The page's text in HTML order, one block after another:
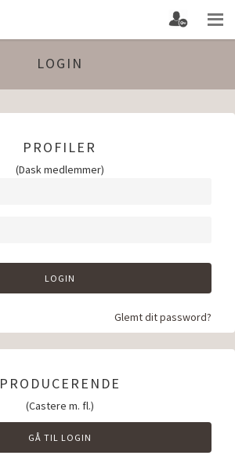
LOGIN
PROFILER
(Dask medlemmer)
LOGIN
Glemt dit password?
PRODUCERENDE
(Castere m. fl.)
GÅ TIL LOGIN